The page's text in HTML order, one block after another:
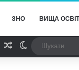
ЗНО ВИЩА
Випадкова стаття
Switch skin